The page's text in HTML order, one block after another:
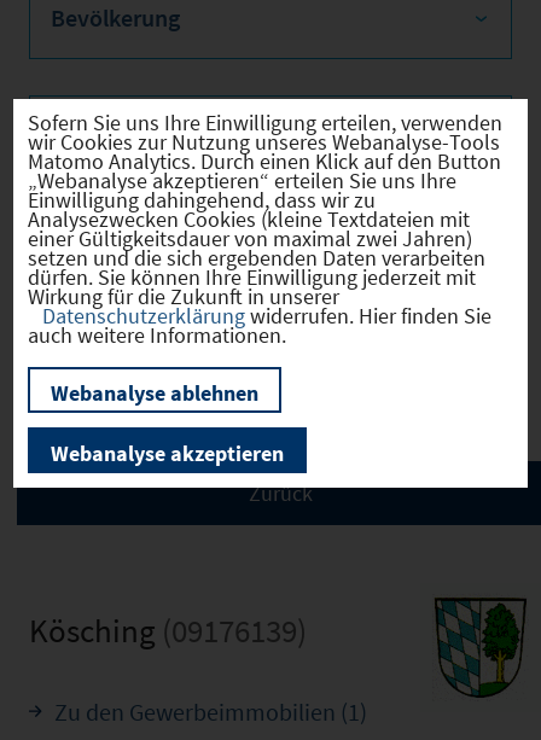
Bevölkerung
Sozialvers. Beschäftigte
Verkehrsinfrastruktur
Kommunale Infrastruktur
Kösching (09176139)
Zu den Gewerbeimmobilien (1)
Sofern Sie uns Ihre Einwilligung erteilen, verwenden
wir Cookies zur Nutzung unseres Webanalyse-Tools
Matomo Analytics. Durch einen Klick auf den Button
„Webanalyse akzeptieren“ erteilen Sie uns Ihre
Einwilligung dahingehend, dass wir zu
Analysezwecken Cookies (kleine Textdateien mit
einer Gültigkeitsdauer von maximal zwei Jahren)
setzen und die sich ergebenden Daten verarbeiten
dürfen. Sie können Ihre Einwilligung jederzeit mit
Wirkung für die Zukunft in unserer
Datenschutzerklärungwiderrufen. Hier finden Sie
auch weitere Informationen.
Webanalyse ablehnen
Webanalyse akzeptieren